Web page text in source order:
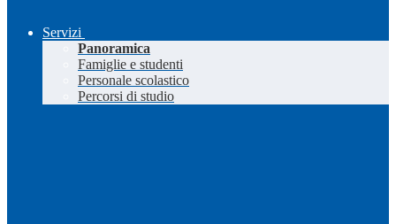
Servizi
Panoramica
Famiglie e studenti
Personale scolastico
Percorsi di studio